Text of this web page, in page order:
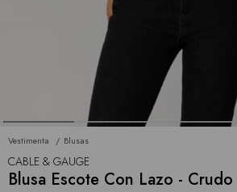
Vestimenta Blusas
CABLE & GAUGE
Blusa Escote Con Lazo - Crudo